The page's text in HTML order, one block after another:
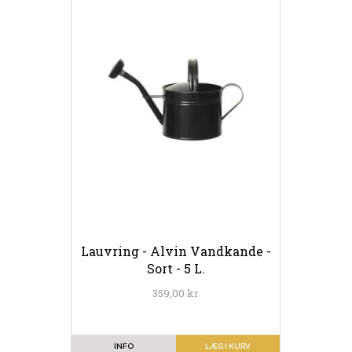
Lauvring - Alvin Vandkande -
Sort - 5 L.
359,00 kr
LÆG I KURV
INFO